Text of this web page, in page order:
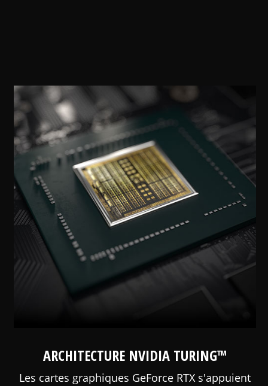
ARCHITECTURE NVIDIA TURING™
Les cartes graphiques GeForce RTX s'appuient